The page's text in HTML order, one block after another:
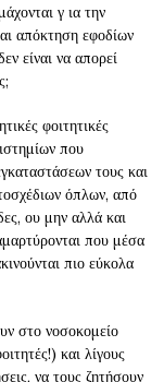
γ ια την
απόκτηση εφοδίων
είναι να απορεί
φοιτητικές
που
τους και
όπλων, από
ου μην αλλά και
που μέσα
πιο εύκολα
στο νοσοκομείο
και λίγους
να τους ζητήσουν